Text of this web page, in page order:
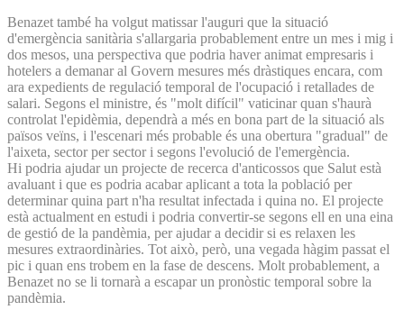
Benazet també ha volgut matissar l'auguri que la situació
d'emergència sanitària s'allargaria probablement entre un mes i mig i
dos mesos, una perspectiva que podria haver animat empresaris i
hotelers a demanar al Govern mesures més dràstiques encara, com
ara expedients de regulació temporal de l'ocupació i retallades de
salari. Segons el ministre, és "molt difícil" vaticinar quan s'haurà
controlat l'epidèmia, dependrà a més en bona part de la situació als
països veïns, i l'escenari més probable és una obertura "gradual" de
l'aixeta, sector per sector i segons l'evolució de l'emergència.
Hi podria ajudar un projecte de recerca d'anticossos que Salut està
avaluant i que es podria acabar aplicant a tota la població per
determinar quina part n'ha resultat infectada i quina no. El projecte
està actualment en estudi i podria convertir-se segons ell en una eina
de gestió de la pandèmia, per ajudar a decidir si es relaxen les
mesures extraordinàries. Tot això, però, una vegada hàgim passat el
pic i quan ens trobem en la fase de descens. Molt probablement, a
Benazet no se li tornarà a escapar un pronòstic temporal sobre la
pandèmia.